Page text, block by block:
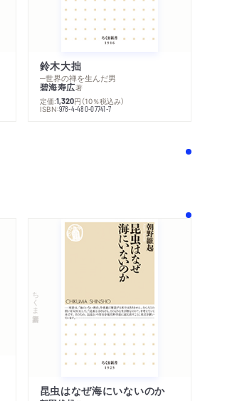
鈴木大拙
─世界の禅を生んだ男
碧海寿広著
定価:1,320円 （10％税込み）
ISBN:978-4-480-07741-7
ちくま新書
昆虫はなぜ海にいないのか